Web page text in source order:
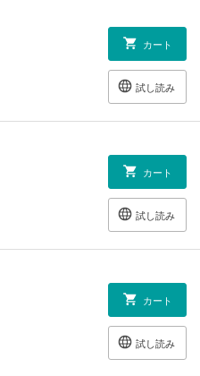
カート
試し読み
カート
試し読み
カート
試し読み